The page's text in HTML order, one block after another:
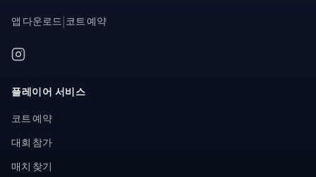
앱 다운로드 코트 예약
플레이어 서비스
코트 예약
대회 참가
매치 찾기